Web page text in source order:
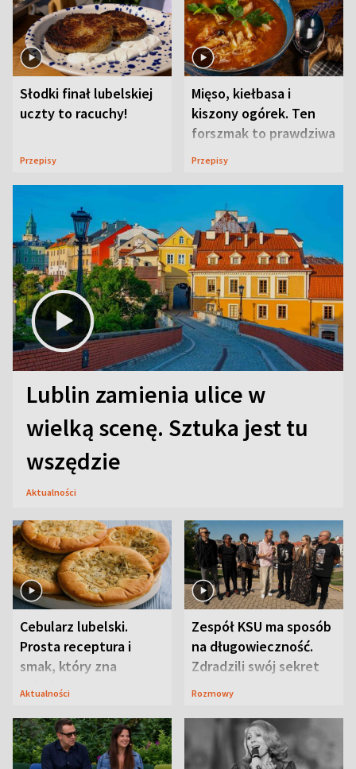
Słodki finał lubelskiej
uczty to racuchy!
Przepisy
Mięso, kiełbasa i
kiszony ogórek. Ten
forszmak to prawdziwa
uczta
Przepisy
Lublin zamienia ulice w
wielką scenę. Sztuka jest tu
wszędzie
Aktualności
Cebularz lubelski.
Prosta receptura i
smak, który zna
Lubelszczyzna
Aktualności
Zespół KSU ma sposób
na długowieczność.
Zdradzili swój sekret
Rozmowy